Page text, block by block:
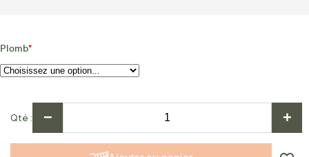
Plomb
Qté − +